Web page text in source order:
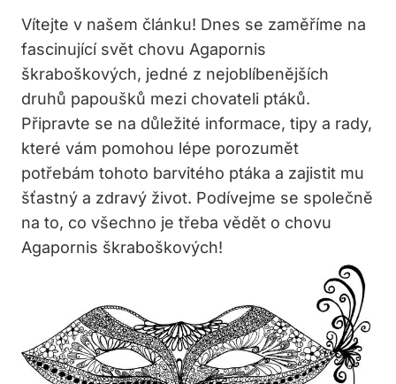
Vítejte v našem článku! Dnes se zaměříme na
fascinující svět chovu Agapornis
škraboškových, jedné z nejoblíbenějších
druhů papoušků mezi chovateli ptáků.
Připravte se na důležité informace, tipy a rady,
které vám pomohou lépe porozumět
potřebám tohoto barvitého ptáka a zajistit mu
šťastný a zdravý život. Podívejme se společně
na to, co všechno je třeba vědět o chovu
Agapornis škraboškových!